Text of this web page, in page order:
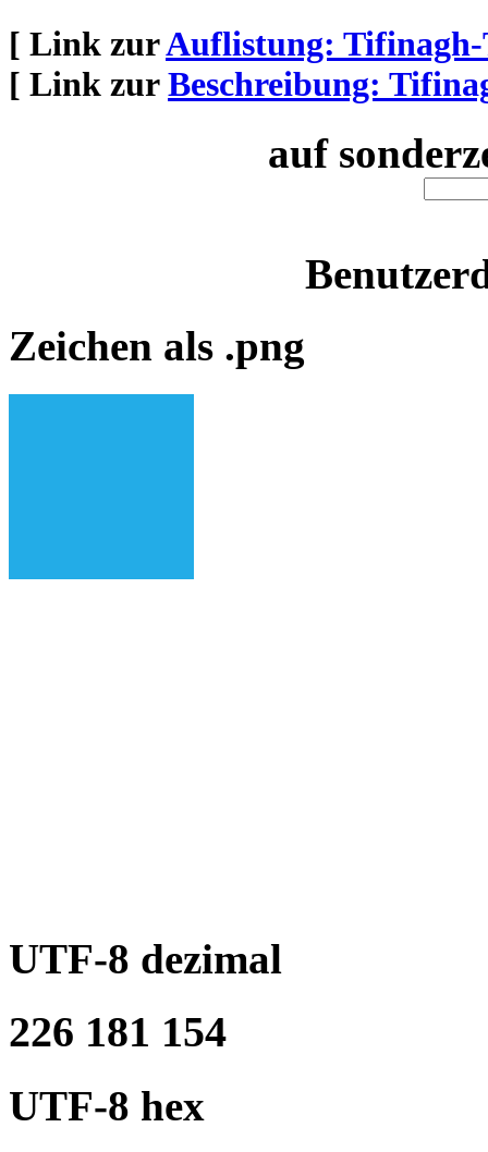
[ Link zurAuflistung:
[ Link zurBeschreibung:
auf
Zeichen als .png
UTF-8 dezimal
226 181 154
UTF-8 hex